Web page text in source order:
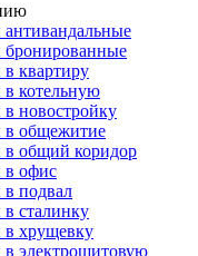
антивандальные
бронированные
квартиру
в котельную
в новостройку
в общежитие
в общий коридор
в офис
в подвал
сталинку
в хрущевку
в электрощитовую